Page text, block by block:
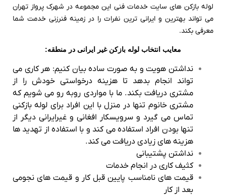
لوله بازکن های سایت خدمات فنی این مجموعه در شهرک پرواز تهران
می تواند بهترین و ایرانی ترین نفرات را در زمینه فنرزنی خدمت شما
معرفی بکند.
معایب انتخاب لوله بازکن غیر ایرانی در منطقه:
نداشتن هویت و به صورت ساده بیان کنیم: هر کاری می
تواند انجام بدهد تا هزینه درخواستی خودش را از
مشتری دریافت بکند. ما با مواردی روبه رو می شویم که
مشتری خانوم تنها در منزل با این افراد برای لوله بازکنی
تماس می گیرد و سرویسکار افغانی و غیرایرانی دیگر از
تنها بودن افراد استفاده می کند و با استفاده از تهدید ها
هزینه های زیادی دریافت می کند.
نداشتن پشتیبانی
کثیف کاری در انجام خدمات
قیمت های نامناسب پایین قبل کار و قیمت های نجومی
بعد از کار